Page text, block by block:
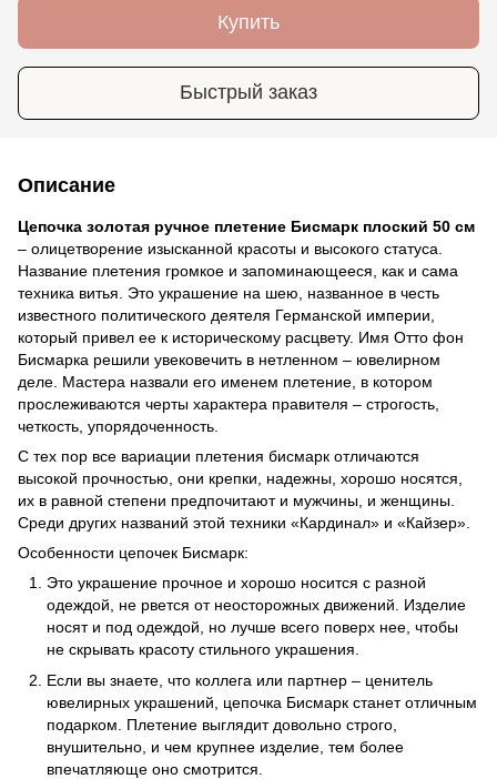
Купить
Быстрый заказ
Описание
Цепочка золотая ручное плетение Бисмарк плоский 50 см
– олицетворение изысканной красоты и высокого статуса.
Название плетения громкое и запоминающееся, как и сама
техника витья. Это украшение на шею, названное в честь
известного политического деятеля Германской империи,
который привел ее к историческому расцвету. Имя Отто фон
Бисмарка решили увековечить в нетленном – ювелирном
деле. Мастера назвали его именем плетение, в котором
прослеживаются черты характера правителя – строгость,
четкость, упорядоченность.
С тех пор все вариации плетения бисмарк отличаются
высокой прочностью, они крепки, надежны, хорошо носятся,
их в равной степени предпочитают и мужчины, и женщины.
Среди других названий этой техники «Кардинал» и «Кайзер».
Особенности цепочек Бисмарк:
Это украшение прочное и хорошо носится с разной
одеждой, не рвется от неосторожных движений. Изделие
носят и под одеждой, но лучше всего поверх нее, чтобы
не скрывать красоту стильного украшения.
Если вы знаете, что коллега или партнер – ценитель
ювелирных украшений, цепочка Бисмарк станет отличным
подарком. Плетение выглядит довольно строго,
внушительно, и чем крупнее изделие, тем более
впечатляюще оно смотрится.